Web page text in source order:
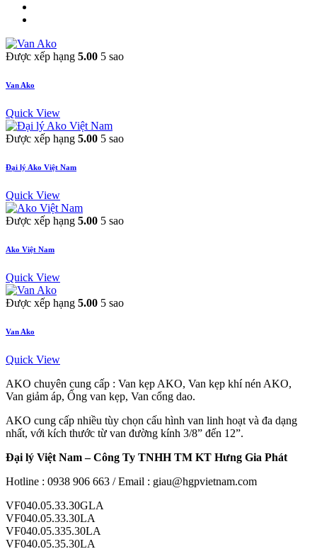
Được xếp hạng 5.00 5 sao
Van Ako
Quick View
Được xếp hạng 5.00 5 sao
Đại lý Ako Việt Nam
Quick View
Được xếp hạng 5.00 5 sao
Ako Việt Nam
Quick View
Được xếp hạng 5.00 5 sao
Van Ako
Quick View
AKO chuyên cung cấp : Van kẹp AKO, Van kẹp khí nén AKO,
Van giảm áp, Ống van kẹp, Van cổng dao.
AKO cung cấp nhiều tùy chọn cấu hình van linh hoạt và đa dạng
nhất, với kích thước từ van đường kính 3/8” đến 12”.
Đại lý Việt Nam – Công Ty TNHH TM KT Hưng Gia Phát
Hotline : 0938 906 663 / Email : giau@hgpvietnam.com
VF040.05.33.30GLA
VF040.05.33.30LA
VF040.05.335.30LA
VF040.05.35.30LA